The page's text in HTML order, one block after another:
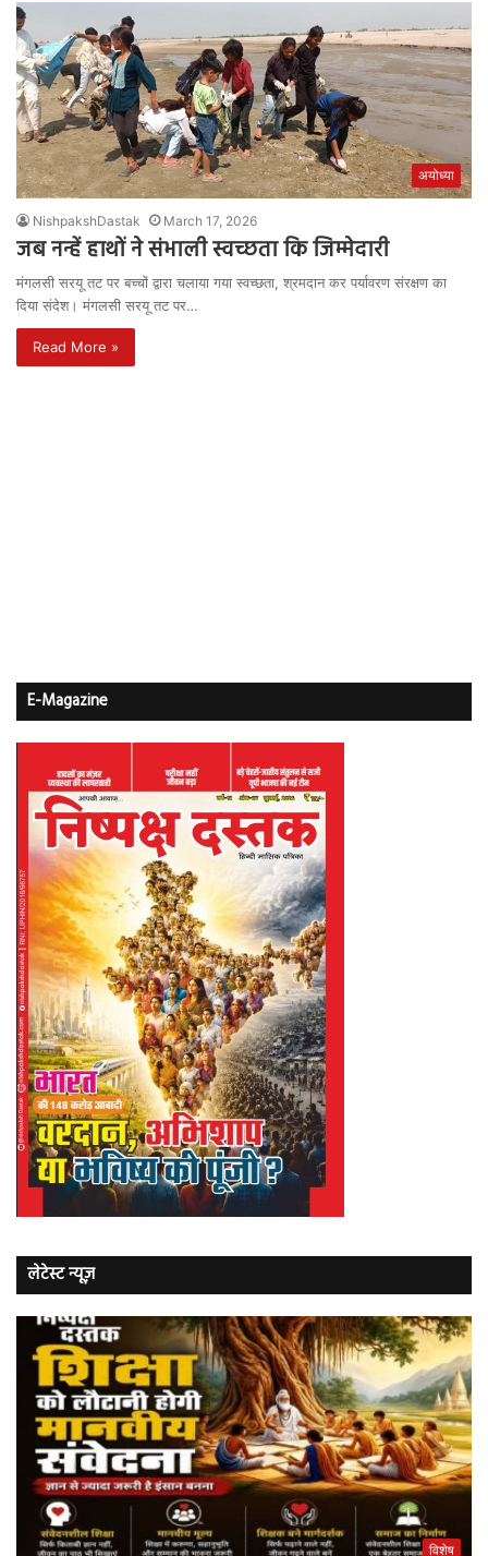
अयोध्या
NishpakshDastak March 17, 2026
जब नन्हें हाथों ने संभाली स्वच्छता कि जिम्मेदारी
मंगलसी सरयू तट पर बच्चों द्वारा चलाया गया स्वच्छता, श्रमदान कर पर्यावरण संरक्षण का
दिया संदेश। मंगलसी सरयू तट पर…
Read More »
E-Magazine
लेटेस्ट न्यूज़
विशेष